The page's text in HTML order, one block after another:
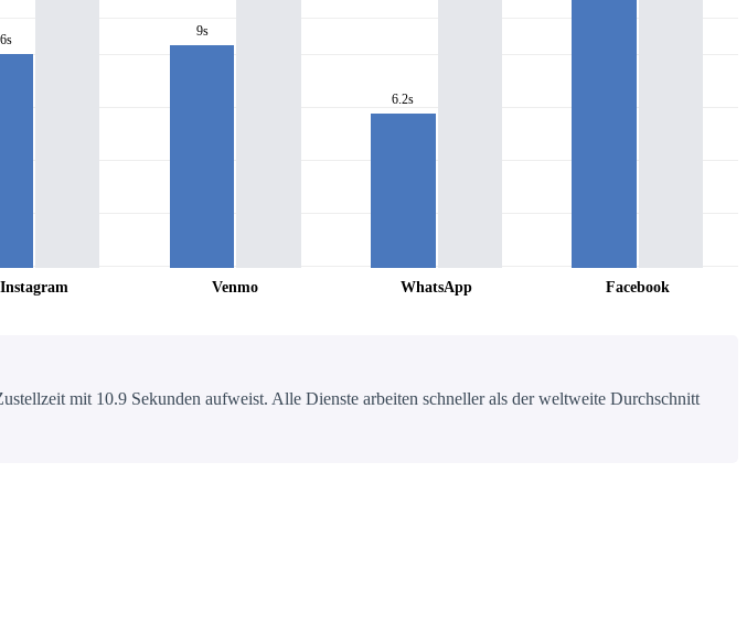
Instagram
9s
Venmo
6.2s
WhatsApp Facebook
mit 10.9 Sekunden aufweist. Alle Dienste arbeiten schneller als der weltweite Durchschnitt